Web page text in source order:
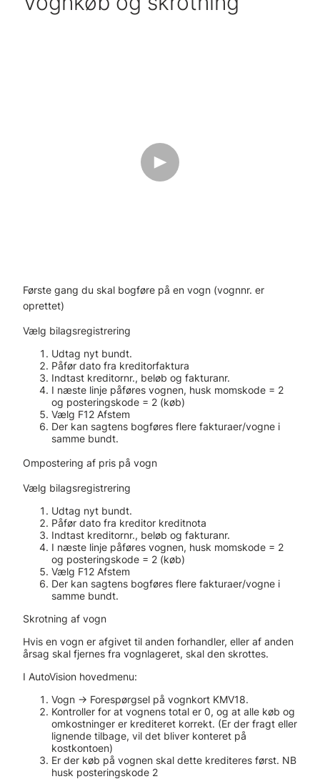
Første gang du skal bogføre på en vogn (vognnr. er
oprettet)
Vælg bilagsregistrering
Udtag nyt bundt.
Påfør dato fra kreditorfaktura
Indtast kreditornr., beløb og fakturanr.
I næste linje påføres vognen, husk momskode = 2
og posteringskode = 2 (køb)
Vælg F12 Afstem
Der kan sagtens bogføres flere fakturaer/vogne i
samme bundt.
Ompostering af pris på vogn
Vælg bilagsregistrering
Udtag nyt bundt.
Påfør dato fra kreditor kreditnota
Indtast kreditornr., beløb og fakturanr.
I næste linje påføres vognen, husk momskode = 2
og posteringskode = 2 (køb)
Vælg F12 Afstem
Der kan sagtens bogføres flere fakturaer/vogne i
samme bundt.
Skrotning af vogn
Hvis en vogn er afgivet til anden forhandler, eller af anden
årsag skal fjernes fra vognlageret, skal den skrottes.
I AutoVision hovedmenu:
Vogn -> Forespørgsel på vognkort KMV18.
Kontroller for at vognens total er 0, og at alle køb og
omkostninger er krediteret korrekt. (Er der fragt eller
lignende tilbage, vil det bliver konteret på
kostkontoen)
Er der køb på vognen skal dette krediteres først. NB
husk posteringskode 2